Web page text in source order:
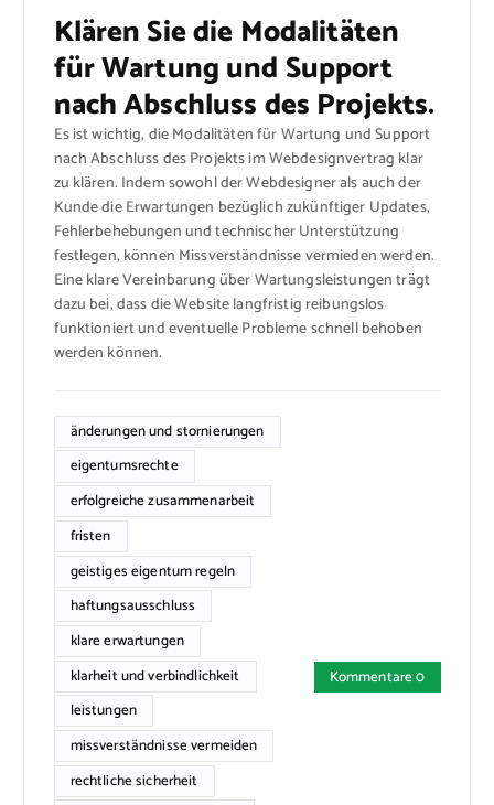
Klären Sie die Modalitäten
für Wartung und Support
nach Abschluss des Projekts.
Es ist wichtig, die Modalitäten für Wartung und Support
nach Abschluss des Projekts im Webdesignvertrag klar
zu klären. Indem sowohl der Webdesigner als auch der
Kunde die Erwartungen bezüglich zukünftiger Updates,
Fehlerbehebungen und technischer Unterstützung
festlegen, können Missverständnisse vermieden werden.
Eine klare Vereinbarung über Wartungsleistungen trägt
dazu bei, dass die Website langfristig reibungslos
funktioniert und eventuelle Probleme schnell behoben
werden können.
änderungen und stornierungen
eigentumsrechte
erfolgreiche zusammenarbeit
fristen
geistiges eigentum regeln
haftungsausschluss
klare erwartungen
klarheit und verbindlichkeit
leistungen
missverständnisse vermeiden
rechtliche sicherheit
Kommentare 0